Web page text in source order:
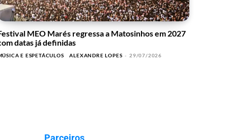
MEO Marés regressa a Matosinhos em 2027
datas já definidas
E ESPETÁCULOS ALEXANDRE LOPES - 29/07/2026